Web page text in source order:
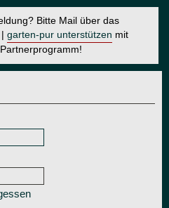
Bitte Mail über das
garten-pur unterstützen mit